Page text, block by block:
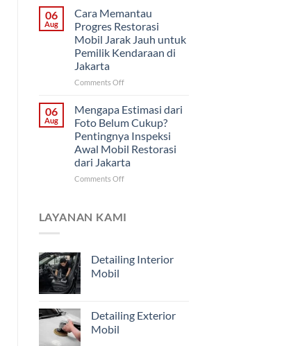
Penanganan
Mobil
Tua
dari
Malang
Mobil
Harian
dari
Malang:
Bagian
yang
06
Aug
Cara Memantau
Progres Restorasi
Mobil Jarak Jauh untuk
Pemilik Kendaraan di
Jakarta
Comments Offon
Memantau
Progres
Restorasi
Mobil
Jarak
Jauh
untuk
Jakarta
06
Aug
Mengapa Estimasi dari
Foto Belum Cukup?
Pentingnya Inspeksi
Awal Mobil Restorasi
dari Jakarta
Comments Offon
dari
Pentingnya
dari
LAYANAN KAMI
Detailing Interior
Mobil
Detailing Exterior
Mobil